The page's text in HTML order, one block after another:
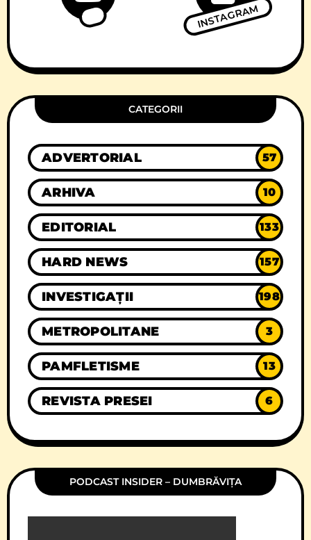
INSTAGRAM
CATEGORII
ADVERTORIAL 57
ARHIVA 10
EDITORIAL 133
HARD NEWS 157
INVESTIGAȚII 198
METROPOLITANE 3
PAMFLETISME 13
REVISTA PRESEI 6
PODCAST INSIDER – DUMBRĂVIȚA